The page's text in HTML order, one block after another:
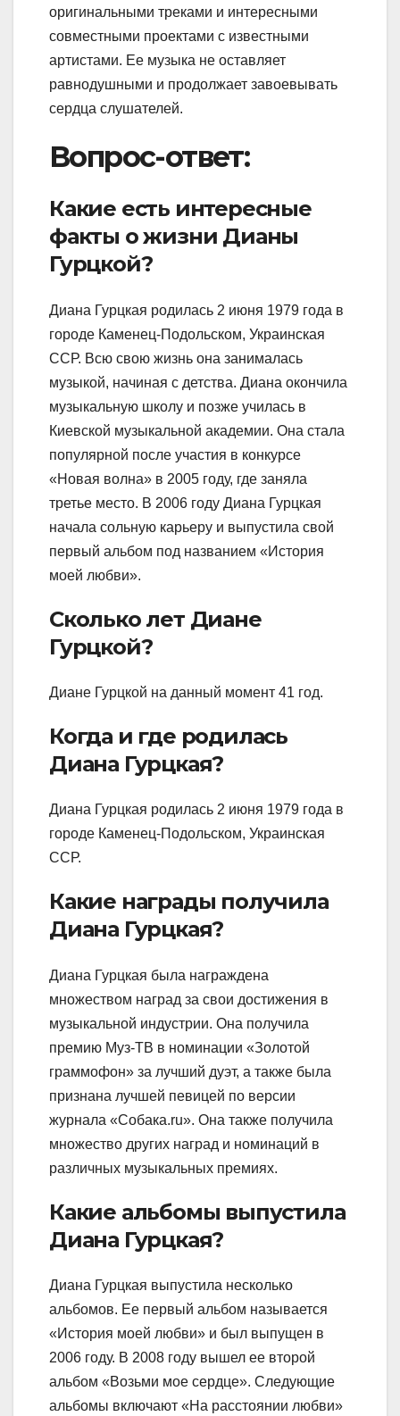
оригинальными треками и интересными
совместными проектами с известными
артистами. Ее музыка не оставляет
равнодушными и продолжает завоевывать
сердца слушателей.
Вопрос-ответ:
Какие есть интересные
факты о жизни Дианы
Гурцкой?
Диана Гурцкая родилась 2 июня 1979 года в
городе Каменец-Подольском, Украинская
ССР. Всю свою жизнь она занималась
музыкой, начиная с детства. Диана окончила
музыкальную школу и позже училась в
Киевской музыкальной академии. Она стала
популярной после участия в конкурсе
«Новая волна» в 2005 году, где заняла
третье место. В 2006 году Диана Гурцкая
начала сольную карьеру и выпустила свой
первый альбом под названием «История
моей любви».
Сколько лет Диане
Гурцкой?
Диане Гурцкой на данный момент 41 год.
Когда и где родилась
Диана Гурцкая?
Диана Гурцкая родилась 2 июня 1979 года в
городе Каменец-Подольском, Украинская
ССР.
Какие награды получила
Диана Гурцкая?
Диана Гурцкая была награждена
множеством наград за свои достижения в
музыкальной индустрии. Она получила
премию Муз-ТВ в номинации «Золотой
граммофон» за лучший дуэт, а также была
признана лучшей певицей по версии
журнала «Собака.ru». Она также получила
множество других наград и номинаций в
различных музыкальных премиях.
Какие альбомы выпустила
Диана Гурцкая?
Диана Гурцкая выпустила несколько
альбомов. Ее первый альбом называется
«История моей любви» и был выпущен в
2006 году. В 2008 году вышел ее второй
альбом «Возьми мое сердце». Следующие
альбомы включают «На расстоянии любви»